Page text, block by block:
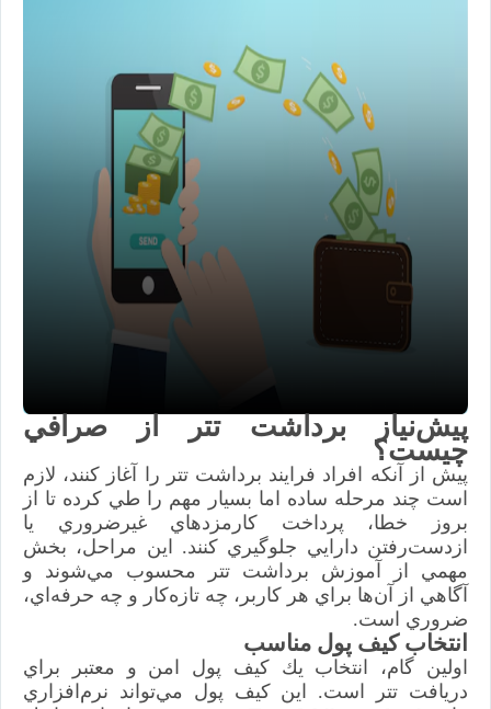
پيش‌نياز برداشت تتر از صرافي
چيست؟
پيش از آنكه افراد فرايند برداشت تتر را آغاز كنند، لازم
است چند مرحله ساده اما بسيار مهم را طي كرده تا از
بروز خطا، پرداخت كارمزدهاي غيرضروري يا
ازدست‌رفتن دارايي جلوگيري كنند. اين مراحل، بخش
مهمي از آموزش برداشت تتر محسوب مي‌شوند و
آگاهي از آن‌ها براي هر كاربر، چه تازه‌كار و چه حرفه‌اي،
ضروري است.
انتخاب كيف پول مناسب
اولين گام، انتخاب يك كيف پول امن و معتبر براي
دريافت تتر است. اين كيف پول مي‌تواند نرم‌افزاري